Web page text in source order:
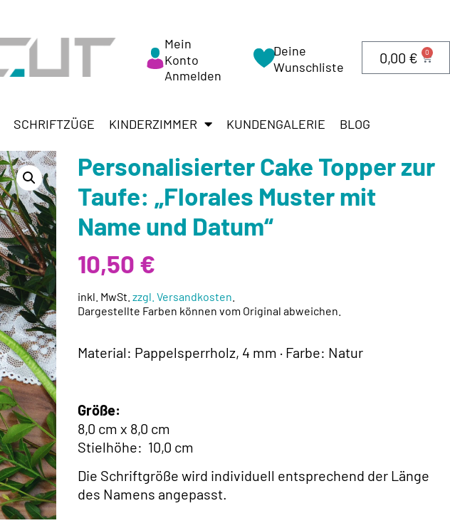
Mein
Konto
Anmelden
Deine
Wunschliste
0,00 € 0
SCHRIFTZÜGE KINDERZIMMER KUNDENGALERIE BLOG
Personalisierter Cake Topper zur
Taufe: „Florales Muster mit
Name und Datum“
10,50 €
inkl. MwSt.zzgl. Versandkosten
Dargestellte Farben können vom Original abweichen.
Material: Pappelsperrholz, 4 mm · Farbe: Natur
Größe:
8,0 cm x 8,0 cm
Stielhöhe: 10,0 cm
Die Schriftgröße wird individuell entsprechend der Länge
des Namens angepasst.